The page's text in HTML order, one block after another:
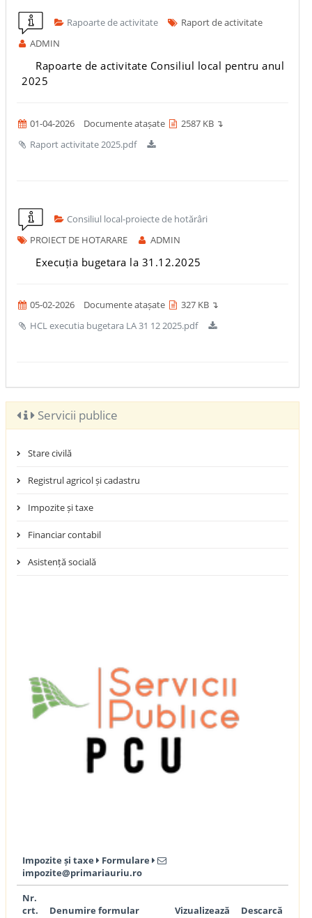
Rapoarte de activitate
Raport de activitate
ADMIN
Rapoarte de activitate Consiliul local pentru anul
2025
01-04-2026 Documente atașate
2587 KB ↴
Raport activitate 2025.pdf
Consiliul local-proiecte de hotărâri
PROIECT DE HOTARARE
ADMIN
Execuția bugetara la 31.12.2025
05-02-2026 Documente atașate
327 KB ↴
HCL executia bugetara LA 31 12 2025.pdf
Servicii publice
Stare civilă
Registrul agricol și cadastru
Impozite și taxe
Financiar contabil
Asistență socială
Impozite și taxe
Formulare
impozite@primariauriu.ro
Nr.
crt.
Denumire formular Vizualizează
Descarcă